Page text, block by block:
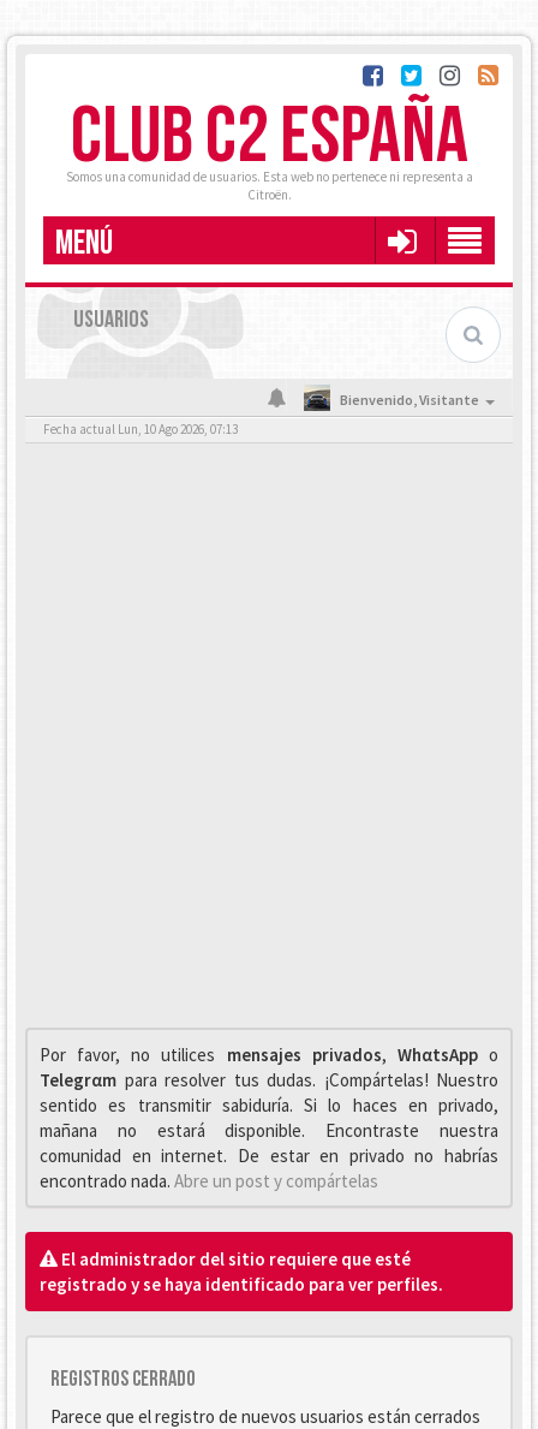
CLUB C2 ESPAÑA
Somos una comunidad de usuarios. Esta web no pertenece ni representa a
Citroën.
MENÚ
USUARIOS
Bienvenido,Visitante
Fecha actual Lun, 10 Ago 2026, 07:13
Por favor, no utilices mensajes privados, WhαtsAppo
Telegrαm para resolver tus dudas. ¡Compártelas! Nuestro
sentido es transmitir sabiduría. Si lo haces en privado,
mañana no estará disponible. Encontraste nuestra
comunidad en internet. De estar en privado no habrías
encontrado nada. Abre un post y compártelas
El administrador del sitio requiere que esté
registrado y se haya identificado para ver perfiles.
Registros cerrado
Parece que el registro de nuevos usuarios están cerrados